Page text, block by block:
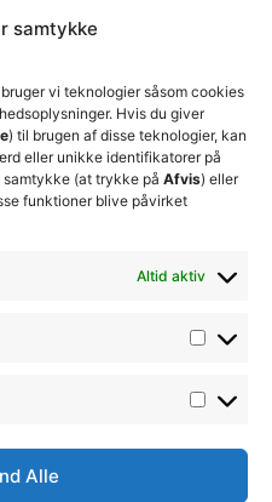
samtykke
vi teknologier såsom cookies
Hvis du giver
) til brugen af disse teknologier, kan
eller unikke identifikatorer på
(at trykke på Afvis) eller
funktioner blive påvirket
Altid aktiv
Alle
500
for at
sikre
klubbens
fremtid
15. juli 2026
𝘀𝗽𝗶𝗹𝗹𝗲𝗿
17. april 2026
Velkommen
til Emilie
7. februar